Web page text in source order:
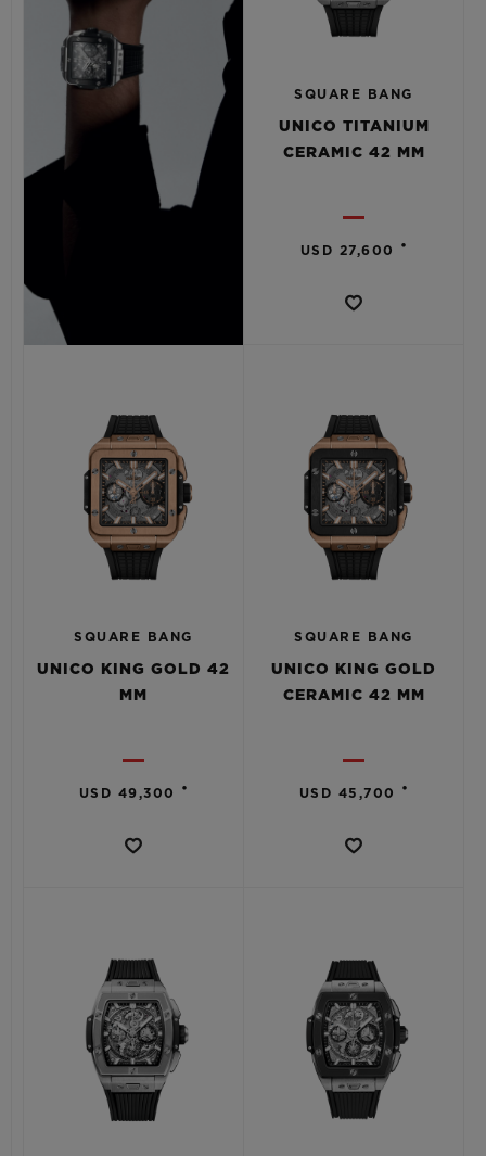
SQUARE BANG
UNICO TITANIUM
CERAMIC 42 MM
USD 27,600 •
SQUARE BANG
UNICO KING GOLD 42
MM
USD 49,300 •
SQUARE BANG
UNICO KING GOLD
CERAMIC 42 MM
USD 45,700 •